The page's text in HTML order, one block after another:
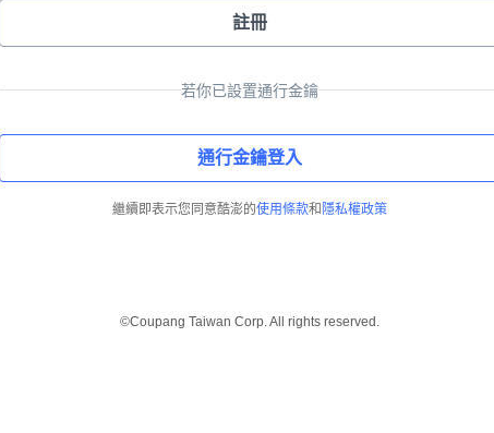
註冊
若你已設置通行金鑰
通行金鑰登入
繼續即表示您同意酷澎的使用條款和 隱私權政策
©Coupang Taiwan Corp. All rights reserved.